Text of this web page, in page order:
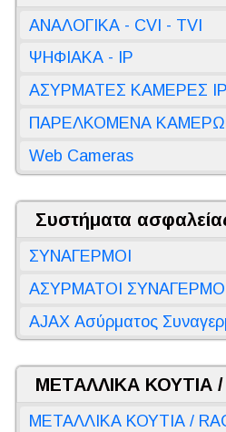
ΑΝΑΛΟΓΙΚΑ - CVI - TVI
ΨΗΦΙΑΚΑ - IP
ΑΣΥΡΜΑΤΕΣ ΚΑΜΕΡΕΣ IP
ΠΑΡΕΛΚΟΜΕΝΑ
Web Cameras
Συστήματα
ΣΥΝΑΓΕΡΜΟΙ
ΑΣΥΡΜΑΤΟΙ
AJAX Ασύρματος
ΜΕΤΑΛΛΙΚΑ ΚΟΥΤΙΑ /
ΜΕΤΑΛΛΙΚΑ ΚΟΥΤΙΑ /